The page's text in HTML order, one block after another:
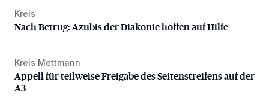
Nach Betrug: Azubis der Diakonie hoffen auf Hilfe
Kreis
Nach Betrug: Azubis der Diakonie hoffen auf Hilfe
Appell für teilweise Freigabe des Seitenstreifens auf der A3
Kreis Mettmann
Appell für teilweise Freigabe des Seitenstreifens auf der
A3